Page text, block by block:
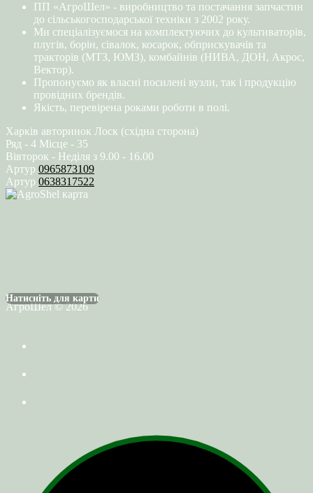
ПП «АгроШел» - виробництво та постачання запчастин
до сільськогосподарської техніки з 2002 року.
Ми спеціалізуємося на комплектуючих до культиваторів,
плугів, борін, сівалок, косарок, обприскувачів та
тракторів (МТЗ, ЮМЗ), комбайнів (НИВА, ДОН, Акрос,
Вектор).
Пропонуємо як власні посилені вузли, так і продукцію
провідних брендів.
Якість, перевірена роками роботи в полі.
Харків авторинок Лоск (східна сторона)
Ряд - 4 Місце - 35
Вівторок - Неділя з 9.00 - 16.00
Артур 0965873109
Артур 0638317522
Натисніть для карти
АгроШел © 2026